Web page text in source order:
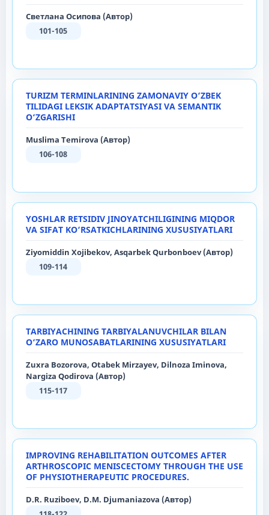
Светлана Осипова (Автор)
101-105
TURIZM TERMINLARINING ZAMONAVIY O‘ZBEK
TILIDAGI LEKSIK ADAPTATSIYASI VA SEMANTIK
O‘ZGARISHI
Muslima Temirova (Автор)
106-108
YOSHLAR RETSIDIV JINOYATCHILIGINING MIQDOR
VA SIFAT KO‘RSATKICHLARINING XUSUSIYATLARI
Ziyomiddin Xojibekov, Asqarbek Qurbonboev (Автор)
109-114
TARBIYACHINING TARBIYALANUVCHILAR BILAN
O‘ZARO MUNOSABATLARINING XUSUSIYATLARI
Zuxra Bozorova, Otabek Mirzayev, Dilnoza Iminova,
Nargiza Qodirova (Автор)
115-117
IMPROVING REHABILITATION OUTCOMES AFTER
ARTHROSCOPIC MENISCECTOMY THROUGH THE USE
OF PHYSIOTHERAPEUTIC PROCEDURES.
D.R. Ruziboev, D.M. Djumaniazova (Автор)